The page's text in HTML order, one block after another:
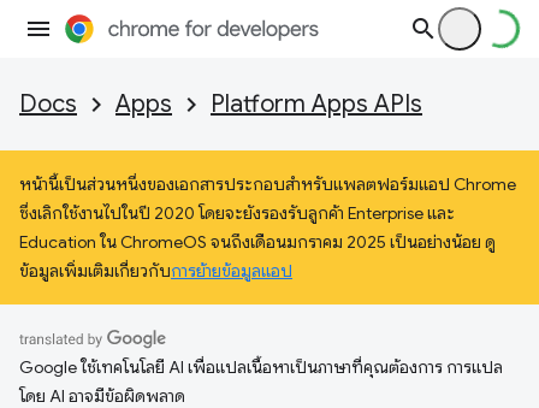
Docs Apps Platform Apps APIs
หน้านี้เป็นส่วนหนึ่งของเอกสารประกอบสำหรับแพลตฟอร์มแอป Chrome
ซึ่งเลิกใช้งานไปในปี 2020 โดยจะยังรองรับลูกค้า Enterprise และ
Education ใน ChromeOS จนถึงเดือนมกราคม 2025 เป็นอย่างน้อย ดู
ข้อมูลเพิ่มเติมเกี่ยวกับการย้ายข้อมูลแอป
Google ใช้เทคโนโลยี AI เพื่อแปลเนื้อหาเป็นภาษาที่คุณต้องการ การแปล
โดย AI อาจมีข้อผิดพลาด